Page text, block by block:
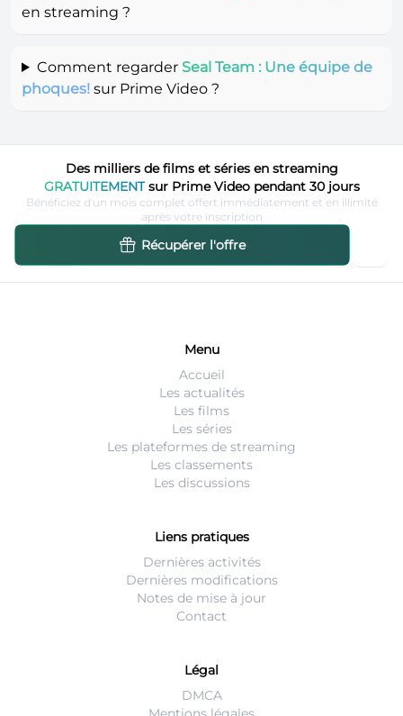
en streaming ?
Comment regarder Seal Team : Une équipe de
phoques! sur Prime Video ?
Des milliers de films et séries en streaming
GRATUITEMENTsur Prime Video pendant 30 jours
Bénéficiez d'un mois complet offert immédiatement et en illimité
après votre inscription
Récupérer l'offre
Menu
Accueil
Les actualités
Les films
Les séries
Les plateformes de streaming
Les classements
Les discussions
Liens pratiques
Dernières activités
Dernières modifications
Notes de mise à jour
Contact
Légal
DMCA